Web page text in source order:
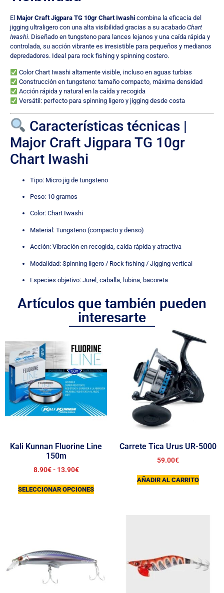
El Major Craft Jigpara TG 10gr Chart Iwashi combina la eficacia del
jigging ultraligero con una alta visibilidad gracias a su acabado Chart
Iwashi. Diseñado en tungsteno para lances lejanos y una caída rápida y
controlada, su acción vibrante es irresistible para pequeños y medianos
depredadores. Ideal para rock fishing y spinning costero.
Color Chart Iwashi altamente visible, incluso en aguas turbias
Construcción en tungsteno: tamaño compacto, máxima densidad
Acción rápida y natural en la caída y recogida
Versátil: perfecto para spinning ligero y jigging desde costa
Características técnicas |
Major Craft Jigpara TG 10gr
Chart Iwashi
Tipo: Micro jig de tungsteno
Peso: 10 gramos
Color: Chart Iwashi
Material: Tungsteno (compacto y denso)
Acción: Vibración en recogida, caída rápida y atractiva
Modalidad: Spinning ligero / Rock fishing / Jigging vertical
Especies objetivo: Jurel, caballa, lubina, bacoreta
Artículos que también pueden
interesarte
Kali Kunnan Fluorine Line
150m
8.90€ - 13.90€
SELECCIONAR OPCIONES
Carrete Tica Urus UR-5000
59.00€
AÑADIR AL CARRITO